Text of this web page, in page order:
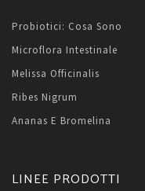
Probiotici: Cosa Sono
Microflora Intestinale
Melissa Officinalis
Ribes Nigrum
Ananas E Bromelina
LINEE PRODOTTI